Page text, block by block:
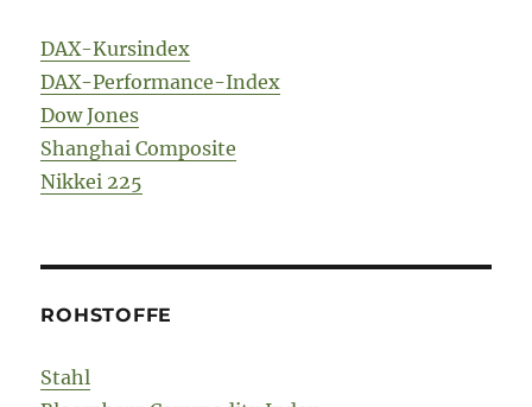
DAX-Kursindex
DAX-Performance-Index
Dow Jones
Shanghai Composite
Nikkei 225
ROHSTOFFE
Stahl